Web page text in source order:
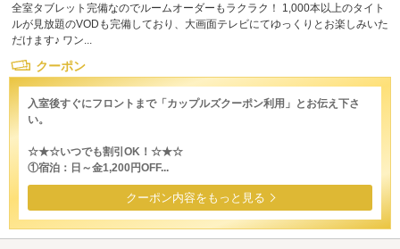
全室タブレット完備なのでルームオーダーもラクラク！ 1,000本以上のタイト
ルが見放題のVODも完備しており、大画面テレビにてゆっくりとお楽しみいた
だけます♪ ワン...
クーポン
入室後すぐにフロントまで「カップルズクーポン利用」とお伝え下さ
い。
☆★☆いつでも割引OK！☆★☆
①宿泊：日～金1,200円OFF...
クーポン内容をもっと見る